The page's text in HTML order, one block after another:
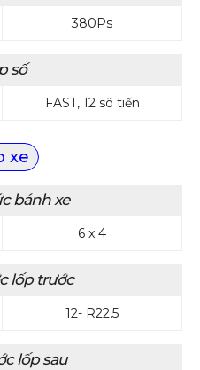
380Ps
số
FAST, 12 sô tiến
xe
bánh xe
6 x 4
lốp trước
12- R22.5
lốp sau